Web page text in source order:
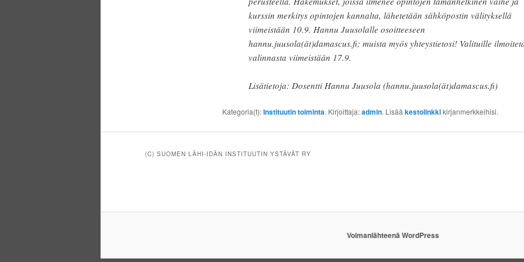
kurssin merkitys opintojen kannalta, lähetetään sähköpostin välityksellä
viimeistään 10.9. Hannu Juusolalle osoitteeseen
hannu.juusola(ät)damascus.fi; muista myös yhteystietosi! Valituille
valinnasta viimeistään 17.9.
Lisätietoja: Dosentti Hannu Juusola (hannu.juusola(ät)damascus.fi)
Kategoria(t):Instituutin toiminta. Kirjoittaja:admin. Lisää kestolinkkikirjanmerkkeihisi.
(C) SUOMEN LÄHI-IDÄN INSTITUUTIN YSTÄVÄT RY
Voimanlähteenä WordPress